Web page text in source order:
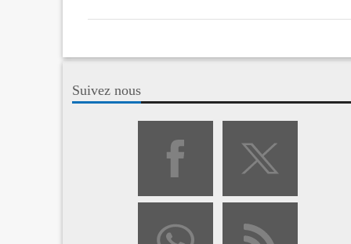
Suivez nous